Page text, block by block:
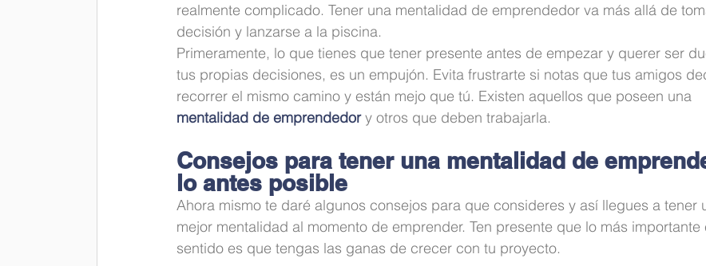
realmente complicado. Tener una mentalidad de emprendedor va más allá de
decisión y lanzarse a la piscina.
Primeramente, lo que tienes que tener presente antes de empezar y querer ser
tus propias decisiones, es un empujón. Evita frustrarte si notas que tus amigos
recorrer el mismo camino y están mejo que tú. Existen aquellos que poseen una
mentalidad de emprendedor y otros que deben trabajarla.
Consejos para tener una mentalidad de
lo antes posible
Ahora mismo te daré algunos consejos para que consideres y así llegues a tener
mejor mentalidad al momento de emprender. Ten presente que lo más importante
sentido es que tengas las ganas de crecer con tu proyecto.